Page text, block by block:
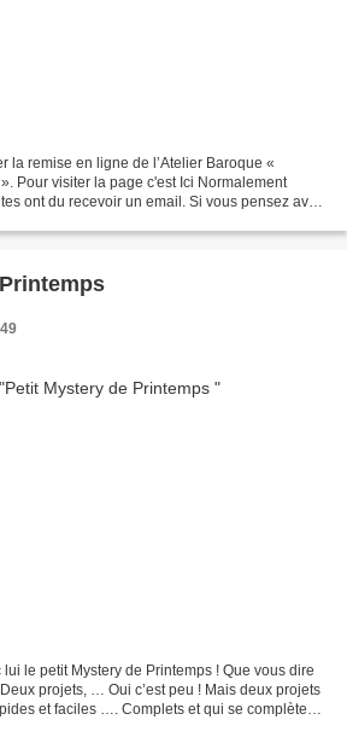
la remise en ligne de l’Atelier Baroque «
Pour visiter la page c'est Ici Normalement
ont du recevoir un email. Si vous pensez avoir
le petit Mystery de Printemps ! Que vous dire
projets, … Oui c’est peu ! Mais deux projets
et faciles …. Complets et qui se complètent !